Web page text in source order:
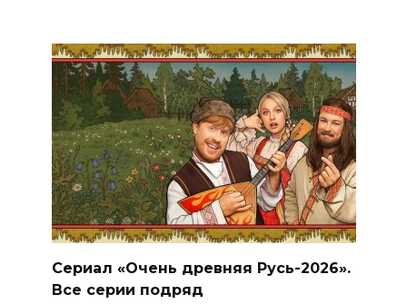
Сериал «Очень древняя Русь-2026».
Все серии подряд